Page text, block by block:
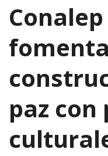
fomenta
paz